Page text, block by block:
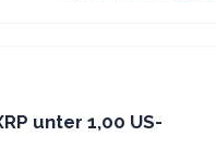
unter 1,00 US-